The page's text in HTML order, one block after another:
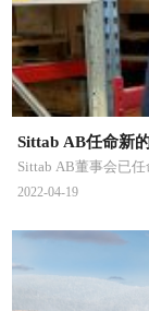
Sittab AB任命新
Sittab AB董事会已
行官。
销售经验，对公司
2022-04-19